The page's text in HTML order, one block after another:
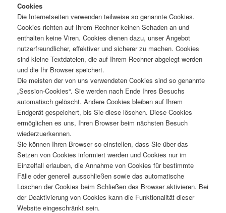
Cookies
Die Internetseiten verwenden teilweise so genannte Cookies.
Cookies richten auf Ihrem Rechner keinen Schaden an und
enthalten keine Viren. Cookies dienen dazu, unser Angebot
nutzerfreundlicher, effektiver und sicherer zu machen. Cookies
sind kleine Textdateien, die auf Ihrem Rechner abgelegt werden
und die Ihr Browser speichert.
Die meisten der von uns verwendeten Cookies sind so genannte
„Session-Cookies“. Sie werden nach Ende Ihres Besuchs
automatisch gelöscht. Andere Cookies bleiben auf Ihrem
Endgerät gespeichert, bis Sie diese löschen. Diese Cookies
ermöglichen es uns, Ihren Browser beim nächsten Besuch
wiederzuerkennen.
Sie können Ihren Browser so einstellen, dass Sie über das
Setzen von Cookies informiert werden und Cookies nur im
Einzelfall erlauben, die Annahme von Cookies für bestimmte
Fälle oder generell ausschließen sowie das automatische
Löschen der Cookies beim Schließen des Browser aktivieren. Bei
der Deaktivierung von Cookies kann die Funktionalität dieser
Website eingeschränkt sein.